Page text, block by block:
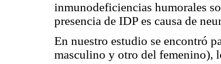
inmunodeficiencias humorales
presencia de IDP es causa de
En nuestro estudio se encontró
masculino y otro del femenino),